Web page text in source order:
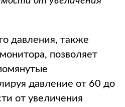
давления, также
позволяет
давление от 60 до
от увеличения